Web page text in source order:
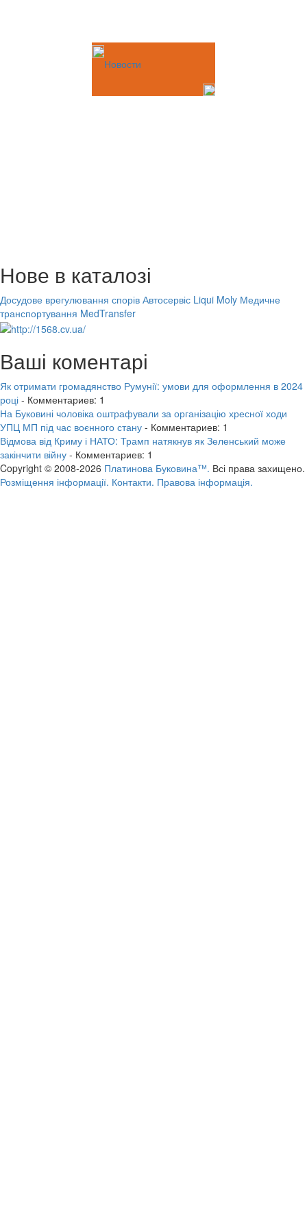
Новости
Нове в каталозі
Досудове врегулювання спорів Автосервіс Liqui Moly Медичне
транспортування MedTransfer
Ваші коментарі
Як отримати громадянство Румунії: умови для оформлення в 2024
році - Комментариев: 1
На Буковині чоловіка оштрафували за організацію хресної ходи
УПЦ МП під час воєнного стану - Комментариев: 1
Відмова від Криму і НАТО: Трамп натякнув як Зеленський може
закінчити війну - Комментариев: 1
Copyright © 2008-2026 Платинова Буковина™. Всі права захищено.
Розміщення інформації. Контакти. Правова інформація.